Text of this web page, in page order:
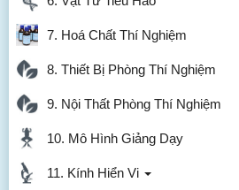
7. Hoá Chất Thí Nghiệm
8. Thiết Bị Phòng Thí Nghiệm
9. Nội Thất Phòng Thí Nghiệm
10. Mô Hình Giảng Dạy
11. Kính Hiển Vi